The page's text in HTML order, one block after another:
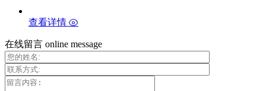
查看详情
在线留言 online message